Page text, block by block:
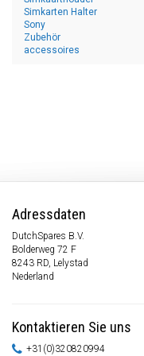
Simkarten Halter
Sony
Zubehör
accessoires
Adressdaten
DutchSpares B.V.
Bolderweg 72 F
8243 RD, Lelystad
Nederland
Kontaktieren Sie uns
+31(0)320820994